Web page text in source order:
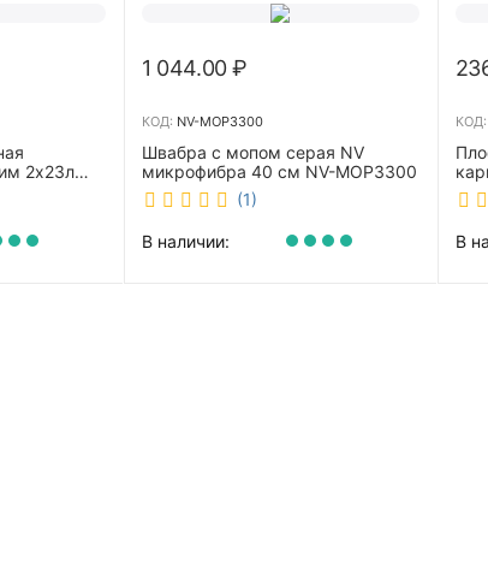
2х23л
1 044.00₽
КОД: NV-MOP3300
Швабра с мопом серая NV
микрофибра 40 см NV-MOP3300
(1)
В наличии:
КОД:
M-
В